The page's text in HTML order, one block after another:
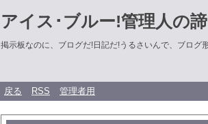
アイス･ブルー!管理人の
掲示板なのに、ブログだ!日記だ!うるさいんで、ブログ
戻る RSS 管理者用